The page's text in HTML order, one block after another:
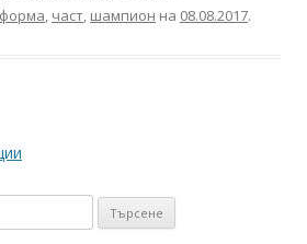
форма, част, шампион на 08.08.2017.